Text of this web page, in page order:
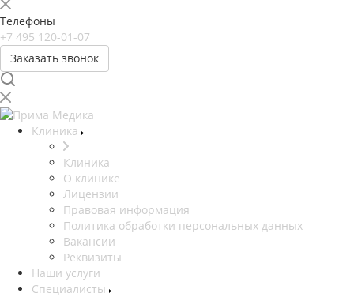
Телефоны
+7 495 120-01-07
Заказать звонок
Клиника
Клиника
О клинике
Лицензии
Правовая информация
Политика обработки персональных данных
Вакансии
Реквизиты
Наши услуги
Специалисты